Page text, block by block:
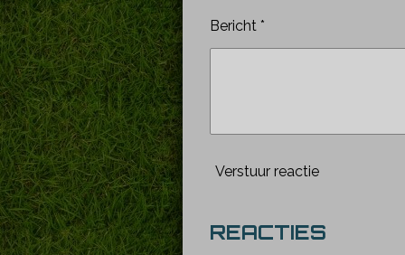
Bericht *
Verstuur reactie
REACTIES